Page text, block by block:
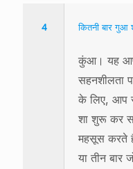
4 कितनी बार गुआ
कुंआ। यह
सहनशीलता
के लिए, आप
शा शुरू कर
महसूस करते
या तीन